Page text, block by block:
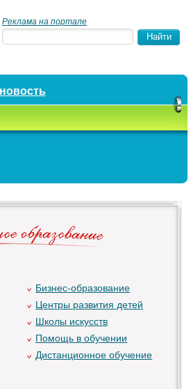
Реклама на портале
Бизнес-образование
Центры развития детей
Школы искусств
Помощь в обучении
Дистанционное обучение